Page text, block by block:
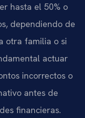
hasta el 50% o
dependiendo de
otra familia o si
actuar
incorrectos o
antes de
financieras.